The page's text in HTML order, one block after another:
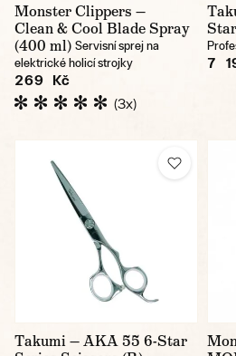
Monster Clippers —
Clean & Cool Blade Spray
(400 ml) Servisní sprej na
elektrické holicí strojky
269 Kč
(3x)
7
Takumi — AKA 55 6-Star